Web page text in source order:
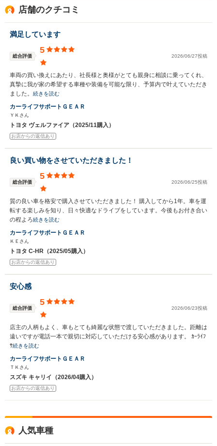
店舗のクチコミ
満足しています
総合評価
5
2026/06/27投稿
車両の買い換えにあたり、社長様と奥様がとても親身に相談に乗ってくれ、
真摯に我が家の希望する車種や装備を可能な限り、予算内で叶えていただき
ました。 続きを読む
カーライフサポートＧＥＡＲ
ＹＫさん
トヨタ ヴェルファイア（2025/11購入）
お店からの返信あり
良い買い物をさせていただきました！
総合評価
5
2026/06/25投稿
質の良い車を格安で購入させていただきました！ 購入してから1年。車を運
転する楽しみを知り、日々快適なドライブをしています。今後もお付き合い
の程よろ続きを読む
カーライフサポートＧＥＡＲ
ＫＥさん
トヨタ C-HR（2025/05購入）
お店からの返信あり
安心感
総合評価
5
2026/06/23投稿
店主の人柄もよく、車もとても綺麗な状態で渡していただきました。距離は
遠いですが電話一本で親切に対応していただける安心感があります。 ｶｰﾗｲﾌ
ｻ続きを読む
カーライフサポートＧＥＡＲ
ＴＫさん
スズキ キャリイ（2026/04購入）
お店からの返信あり
人気車種